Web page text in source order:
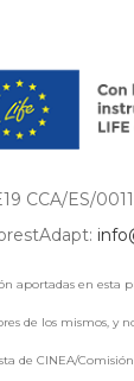
CCA/ES/
aportadas en esta
de los mismos, y
de CINEA/